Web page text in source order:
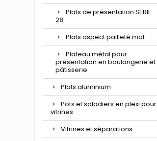
Plats de présentation SERIE
28
Plats aspect pailleté mat
Plateau métal pour
présentation en boulangerie et
pâtisserie
Plats aluminium
Pots et saladiers en plexi pour
vitrines
Vitrines et séparations